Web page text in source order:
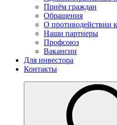
Приём граждан
Обращения
О противодействии
Наши партнеры
Профсоюз
Вакансии
Для инвестора
Контакты